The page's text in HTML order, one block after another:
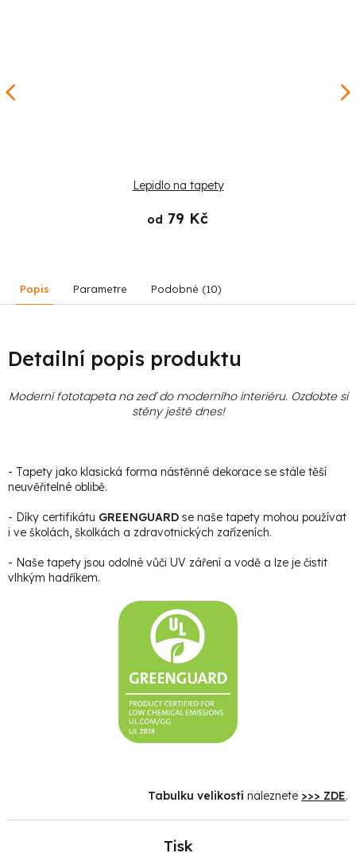
Lepidlo na tapety
od 79 Kč
Popis Parametre Podobné (10)
Detailní popis produktu
Moderní fototapeta na zeď do moderního interiéru. Ozdobte si
stěny ještě dnes!
- Tapety jako klasická forma nástěnné dekorace se stále těší
neuvěřitelné oblibě.
- Díky certifikátu GREENGUARD se naše tapety mohou používat
i ve školách, školkách a zdravotnických zařízeních.
- Naše tapety jsou odolné vůči UV záření a vodě a lze je čistit
vlhkým hadříkem.
Tabulku velikostí naleznete >>> ZDE.
Tisk